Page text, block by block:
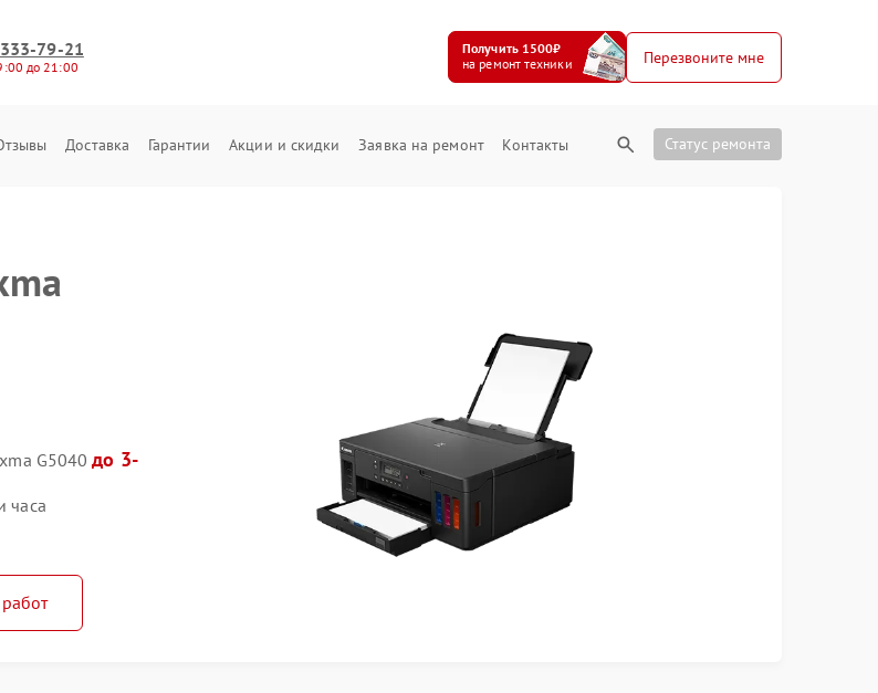
79-21
до 21:00
Получить 1500₽
на ремонт техники
Перезвоните мне
Доставка Гарантии Акции и скидки Заявка на ремонт Контакты Статус ремонта
G5040до 3-
часа